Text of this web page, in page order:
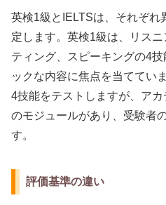
英検1級とIELTSは、それぞれ
定します。英検1級は、リス
ティング、スピーキングの4
ックな内容に焦点を当ててい
4技能をテストしますが、ア
のモジュールがあり、受験者
す。
評価基準の違い